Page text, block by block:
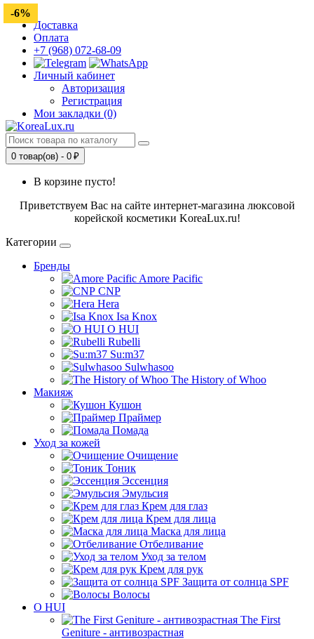
Доставка
Оплата
+7 (968) 072-68-09
Личный кабинет
Авторизация
Регистрация
Мои закладки (0)
0 товар(ов) - 0 ₽
В корзине пусто!
Приветствуем Вас на сайте интернет-магазина люксовой
корейской косметики KoreaLux.ru!
Категории
Бренды
Amore Pacific
CNP
Hera
Isa Knox
O HUI
Rubelli
Su:m37
Sulwhasoo
The History of Whoo
Макияж
Кушон
Праймер
Помада
Уход за кожей
Очищение
Тоник
Эссенция
Эмульсия
Крем для глаз
Крем для лица
Маска для лица
Отбеливание
Уход за телом
Крем для рук
Защита от солнца SPF
Волосы
O HUI
The First
Geniture - антивозрастная
-5%
-6%